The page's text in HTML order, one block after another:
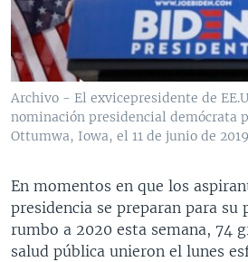
VENEZUELA
BRASIL
NICARAGUA
ECONOMÍA
ENTRETENIMIENTO Y CULTURA
TECNOLOGÍA
DEPORTES
CIENCIA Y SALUD
MULTIMEDIA
VIDEOS
FOTOGRAFÍA
AUDIOS
PROGRAMAS TV
EL MUNDO AL DÍA
FORO INTERAMERICANO
VISIÓN 360
LAS CLAVES
PANORAMA
RADIO
AVANCE INFORMATIVO
AUDIONOTICIAS
BUENOS DÍAS AMÉRICA
ESTADOS UNIDOS AL DÍA
EL MUNDO AL DÍA [RADIO]
DIRECT
DOCUMENTALES DE LA VOA
Learning English
SÍGANOS
Archivo - El exvicepresidente de
nominación presidencial demócrata
Ottumwa, Iowa, el 11 de junio de
En momentos en que los
presidencia se preparan para su
rumbo a 2020 esta semana, 74
salud pública unieron el lunes